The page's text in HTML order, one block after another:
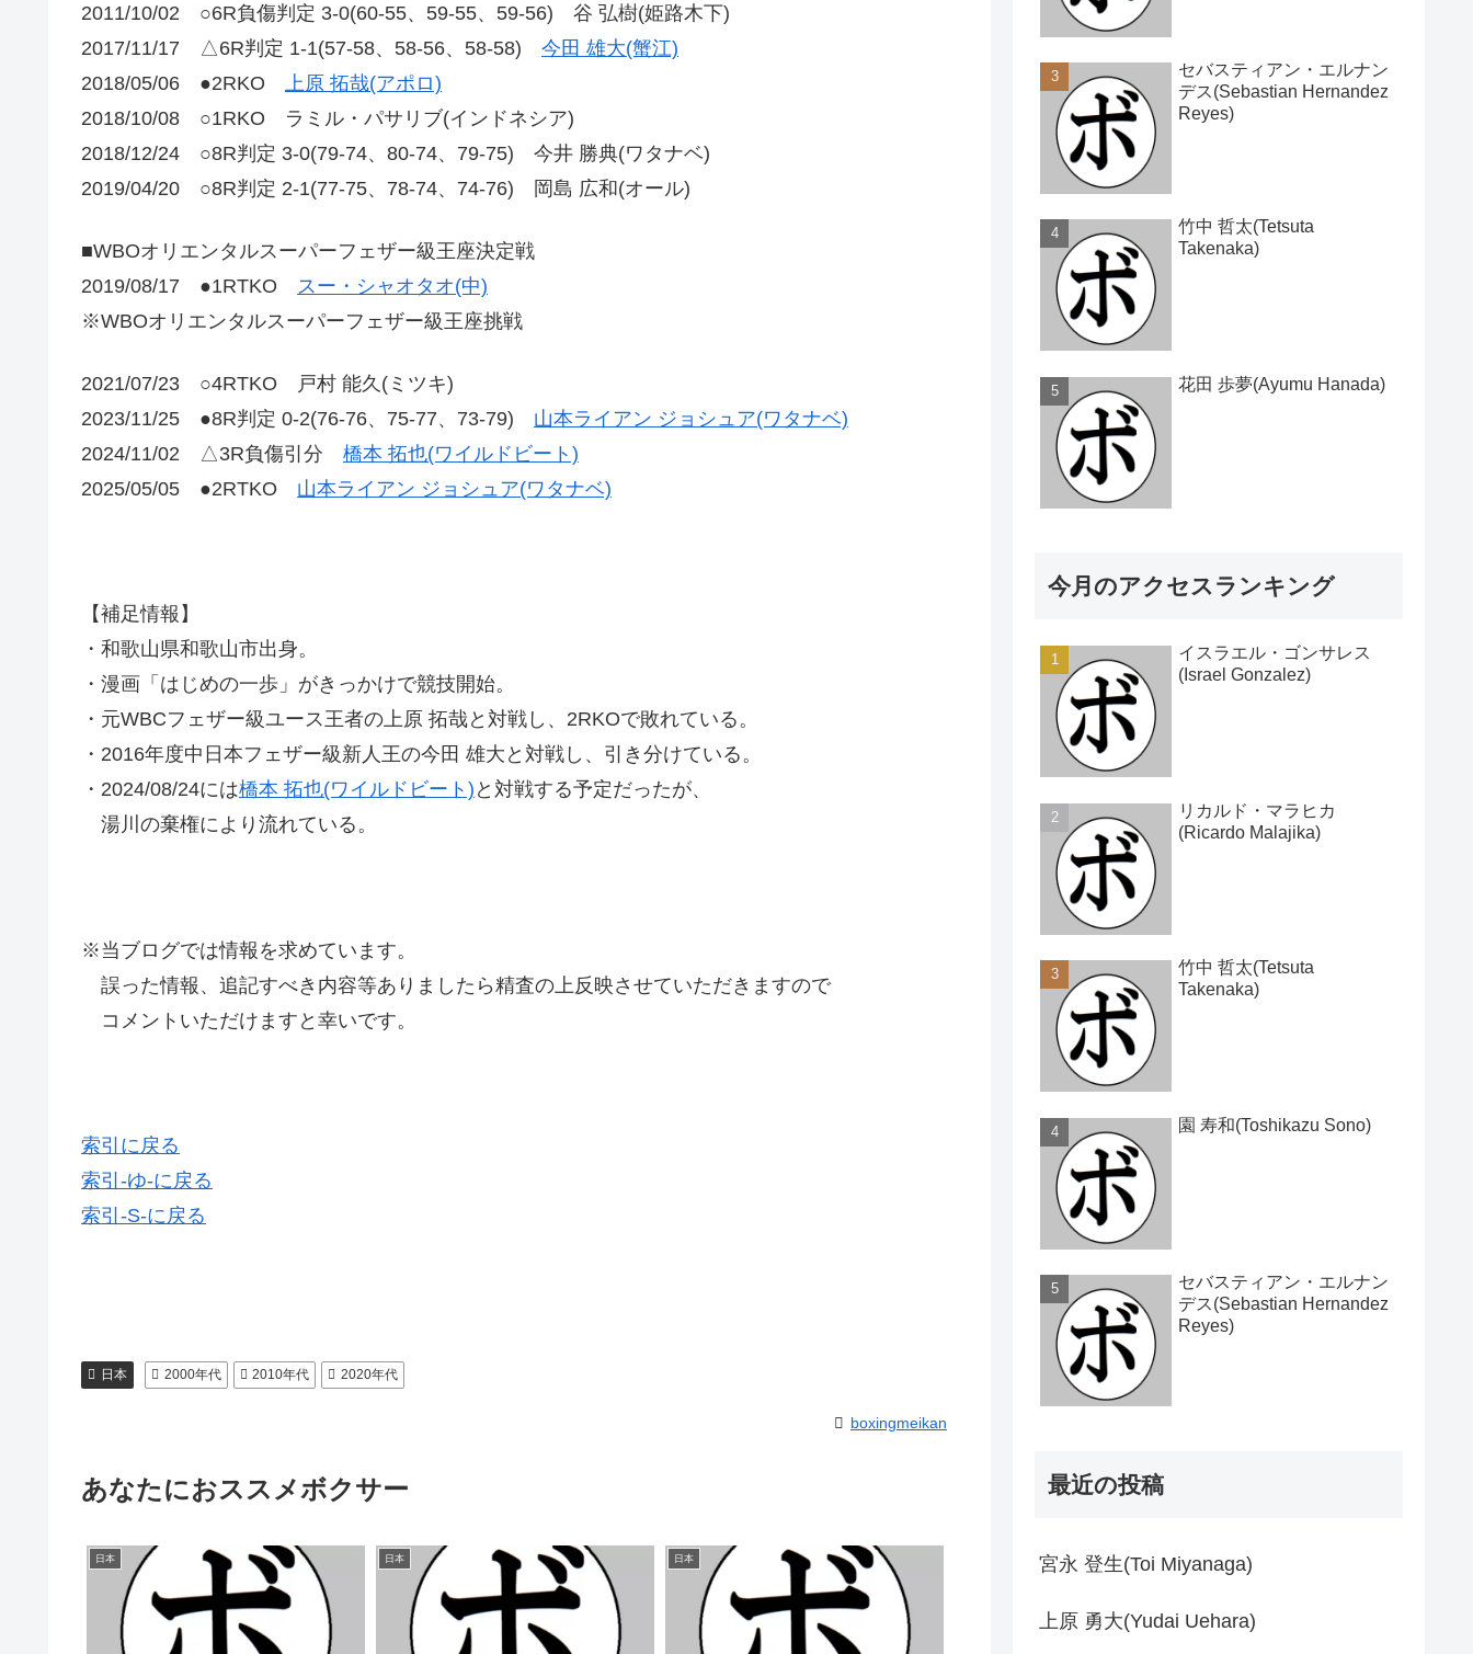
2011/10/02 ○6R負傷判定 3-0(60-55、59-55、59-56) 谷 弘樹(姫路木下)
2017/11/17 △6R判定 1-1(57-58、58-56、58-58) 今田 雄大(蟹江)
2018/05/06 ●2RKO
上原 拓哉(アポロ)
2018/10/08 ○1RKO ラミル・パサリブ(インドネシア)
2018/12/24 ○8R判定 3-0(79-74、80-74、79-75) 今井 勝典(ワタナベ)
2019/04/20 ○8R判定 2-1(77-75、78-74、74-76) 岡島 広和(オール)
■WBOオリエンタルスーパーフェザー級王座決定戦
2019/08/17 ●1RTKO
スー・シャオタオ(中)
※WBOオリエンタルスーパーフェザー級王座挑戦
2021/07/23 ○4RTKO 戸村 能久(ミツキ)
2023/11/25 ●8R判定 0-2(76-76、75-77、73-79) 山本ライアン ジョシュア(ワタナベ)
2024/11/02 △3R負傷引分 橋本 拓也(ワイルドビート)
2025/05/05 ●2RTKO 山本ライアン ジョシュア(ワタナベ)
【補足情報】
・和歌山県和歌山市出身。
・漫画「はじめの一歩」がきっかけで競技開始。
・元WBCフェザー級ユース王者の上原 拓哉と対戦し、2RKOで敗れている。
・2016年度中日本フェザー級新人王の今田 雄大と対戦し、引き分けている。
・2024/08/24には橋本 拓也(ワイルドビート) と対戦する予定だったが、
湯川の棄権により流れている。
※当ブログでは情報を求めています。
誤った情報、追記すべき内容等ありましたら精査の上反映させていただきますので
コメントいただけますと幸いです。
索引に戻る
索引-ゆ-に戻る
索引-S-に戻る
日本 2000年代 2010年代 2020年代
boxingmeikan
あなたにおススメボクサー
日本 日本 日本
セバスティアン・エルナン
デス(Sebastian Hernandez
Reyes)
竹中 哲太(Tetsuta
Takenaka)
花田 歩夢(Ayumu Hanada)
今月のアクセスランキング
イスラエル・ゴンサレス
(Israel Gonzalez)
リカルド・マラヒカ
(Ricardo Malajika)
竹中 哲太(Tetsuta
Takenaka)
園 寿和(Toshikazu Sono)
セバスティアン・エルナン
デス(Sebastian Hernandez
Reyes)
最近の投稿
宮永 登生(Toi Miyanaga)
上原 勇大(Yudai Uehara)